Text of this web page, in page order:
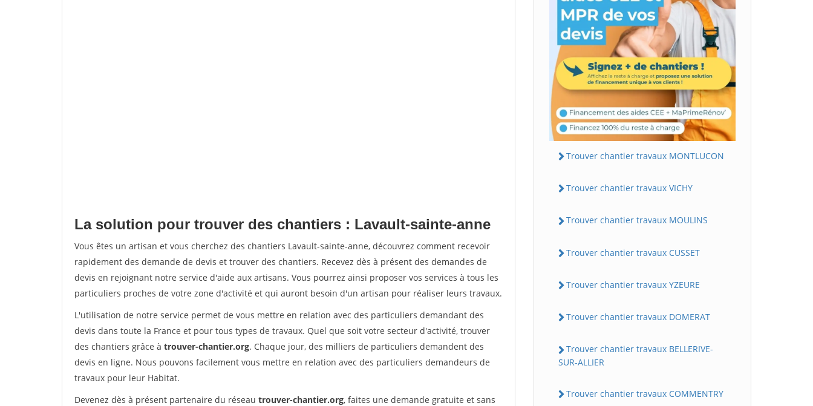
La solution pour trouver des chantiers : Lavault-sainte-anne
Vous êtes un artisan et vous cherchez des chantiers Lavault-sainte-anne, découvrez comment recevoir
rapidement des demande de devis et trouver des chantiers. Recevez dès à présent des demandes de
devis en rejoignant notre service d'aide aux artisans. Vous pourrez ainsi proposer vos services à tous les
particuliers proches de votre zone d'activité et qui auront besoin d'un artisan pour réaliser leurs travaux.
L'utilisation de notre service permet de vous mettre en relation avec des particuliers demandant des
devis dans toute la France et pour tous types de travaux. Quel que soit votre secteur d'activité, trouver
des chantiers grâce à trouver-chantier.org. Chaque jour, des milliers de particuliers demandent des
devis en ligne. Nous pouvons facilement vous mettre en relation avec des particuliers demandeurs de
travaux pour leur Habitat.
Devenez dès à présent partenaire du réseau trouver-chantier.org, faites une demande gratuite et sans
Trouver chantier travaux MONTLUCON
Trouver chantier travaux VICHY
Trouver chantier travaux MOULINS
Trouver chantier travaux CUSSET
Trouver chantier travaux YZEURE
Trouver chantier travaux DOMERAT
Trouver chantier travaux BELLERIVE-
SUR-ALLIER
Trouver chantier travaux COMMENTRY